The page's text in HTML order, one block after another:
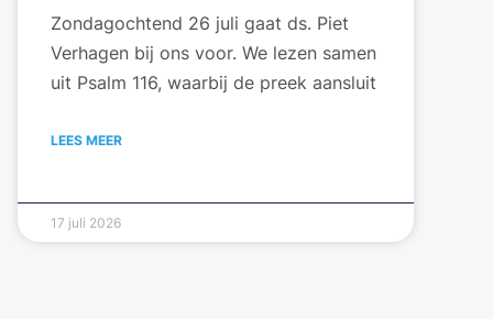
Zondagochtend 26 juli gaat ds. Piet
Verhagen bij ons voor. We lezen samen
uit Psalm 116, waarbij de preek aansluit
LEES MEER
17 juli 2026